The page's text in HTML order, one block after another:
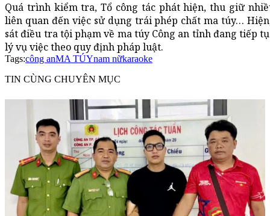
Quá trình kiểm tra, Tổ công tác phát hiện, thu giữ
liên quan đến việc sử dụng trái phép chất ma túy…
sát điều tra tội phạm về ma túy Công an tỉnh đang tiếp
lý vụ việc theo quy định pháp luật.
Tags:công anMA TÚYnam nữkaraoke
TIN CÙNG CHUYÊN MỤC